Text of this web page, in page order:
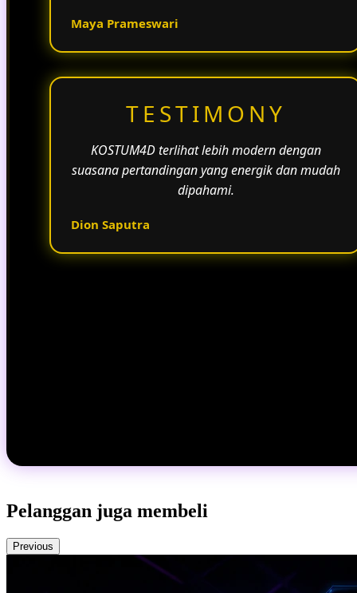
Maya Prameswari
TESTIMONY
KOSTUM4D terlihat lebih modern dengan
suasana pertandingan yang energik dan mudah
dipahami.
Dion Saputra
Pelanggan juga membeli
Previous